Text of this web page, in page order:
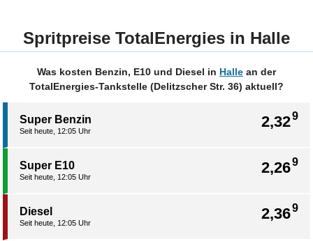
Spritpreise TotalEnergies in Halle
Was kosten Benzin, E10 und Diesel in Halle an der
TotalEnergies-Tankstelle (Delitzscher Str. 36) aktuell?
2,329
Super Benzin
Seit heute, 12:05 Uhr
2,269
Super E10
Seit heute, 12:05 Uhr
2,369
Diesel
Seit heute, 12:05 Uhr